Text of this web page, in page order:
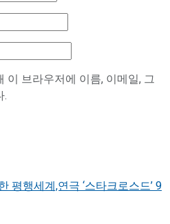
이 브라우저에 이름, 이메일, 그
.